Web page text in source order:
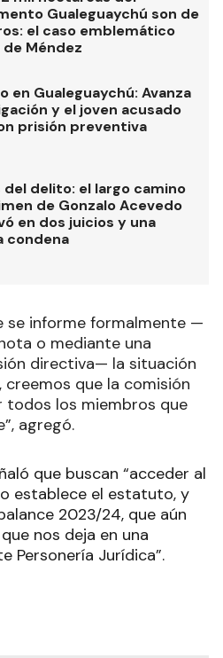
Gualeguaychú son de
el caso emblemático
Méndez
en Gualeguaychú: Avanza
y el joven acusado
prisión preventiva
del delito: el largo camino
de Gonzalo Acevedo
en dos juicios y una
condena
se informe formalmente —
o mediante una
directiva— la situación
creemos que la comisión
los miembros que
agregó.
que buscan “acceder al
establece el estatuto, y
2023/24, que aún
nos deja en una
Personería Jurídica”.